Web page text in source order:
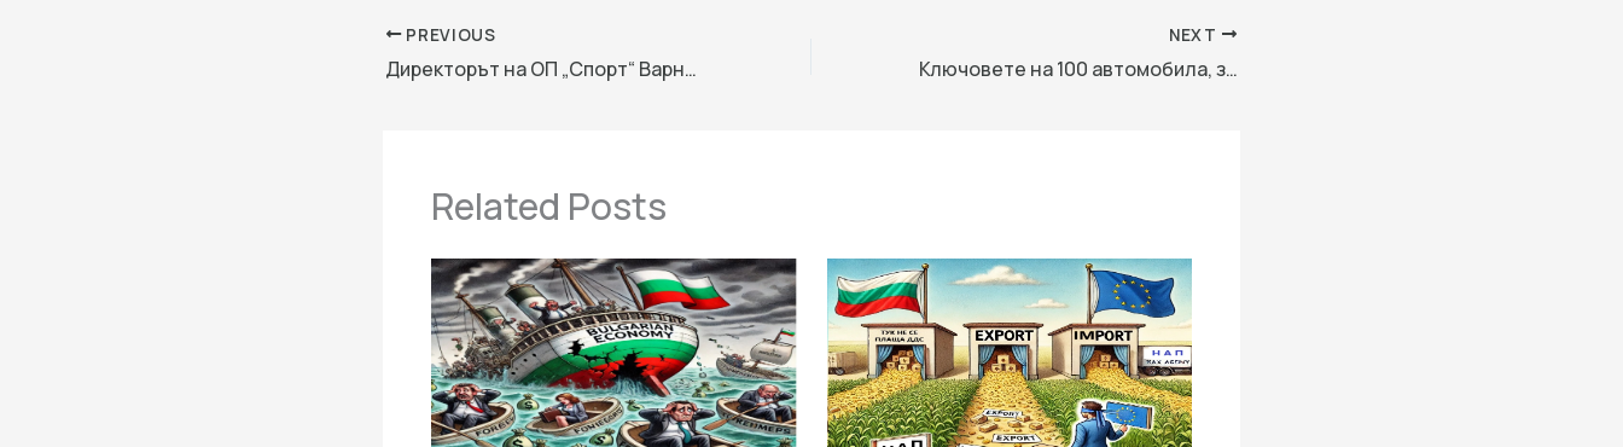
PREVIOUS
Директорът на ОП „Спорт“ Варна Юрджан Ахмед откри 49-ия международен бридж фестивал „Варна“
NEXT
Ключовете на 100 автомобила, закупени по Програма „Околна среда“, бяха връчени на Главна дирекция „Пожарна безопасност и защита на населението“
Related Posts